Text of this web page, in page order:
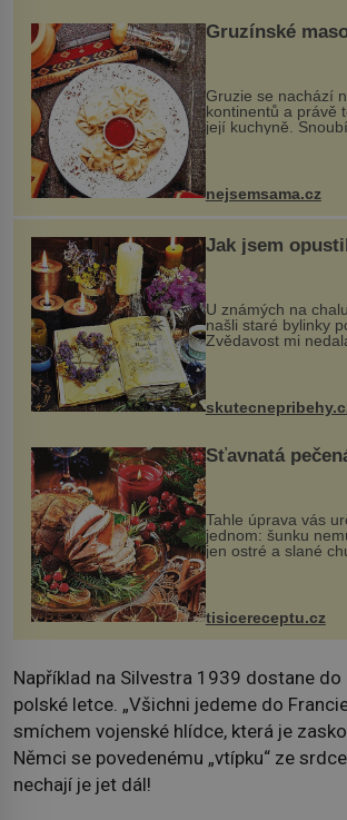
Gruzínské
Gruzie se nachází
kontinentů a právě
její kuchyně.
evropské a asijské
pokrmy, které
nejsemsama.cz
Jak jsem
U známých na
našli staré bylinky
Zvědavost mi
jsem si z nich
na chalupě se pro
změnil v děsivý
Šťavnatá
Tahle úprava vás
jednom: šunku
jen ostré a slané
nakrmíte poměrně
krků. Ingredience
vcelku 3 stroužky
tisicereceptu.cz
Například na Silvestra 1939 dostane do
polské letce. „Všichni jedeme do
smíchem vojenské hlídce, která je
Němci se povedenému „vtípku“ ze
nechají je jet dál!